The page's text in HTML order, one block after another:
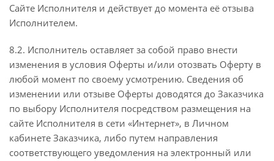
Сайте Исполнителя и действует до момента её отзыва
Исполнителем.
8.2. Исполнитель оставляет за собой право внести
изменения в условия Оферты и/или отозвать Оферту в
любой момент по своему усмотрению. Сведения об
изменении или отзыве Оферты доводятся до Заказчика
по выбору Исполнителя посредством размещения на
сайте Исполнителя в сети «Интернет», в Личном
кабинете Заказчика, либо путем направления
соответствующего уведомления на электронный или